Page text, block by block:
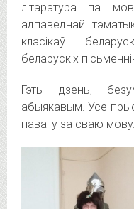
літаратура па
адпаведнай
класікаў
беларускіх
Гэты дзень,
абыякавым. Усе
павагу за сваю мову.